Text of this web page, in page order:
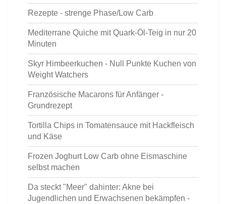
Rezepte - strenge Phase/Low Carb
Mediterrane Quiche mit Quark-Öl-Teig in nur 20
Minuten
Skyr Himbeerkuchen - Null Punkte Kuchen von
Weight Watchers
Französische Macarons für Anfänger -
Grundrezept
Tortilla Chips in Tomatensauce mit Hackfleisch
und Käse
Frozen Joghurt Low Carb ohne Eismaschine
selbst machen
Da steckt "Meer" dahinter: Akne bei
Jugendlichen und Erwachsenen bekämpfen -